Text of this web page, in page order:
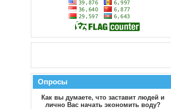
Опросы
Как вы думаете, что заставит людей и
лично Вас начать экономить воду?